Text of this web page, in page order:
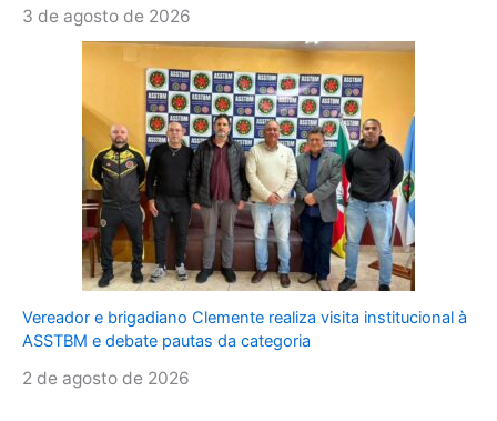
3 de agosto de 2026
Vereador e brigadiano Clemente realiza visita institucional à
ASSTBM e debate pautas da categoria
2 de agosto de 2026